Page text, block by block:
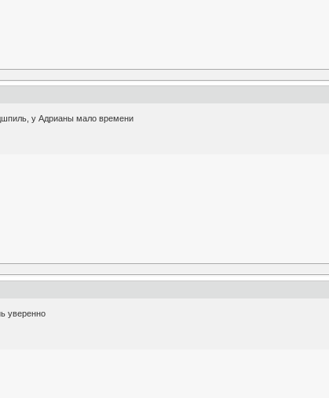
у Адрианы мало времени
уверенно